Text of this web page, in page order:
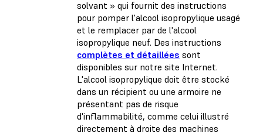
solvant » qui fournit des instructions
pour pomper l'alcool isopropylique usagé
et le remplacer par de l'alcool
isopropylique neuf. Des instructions
complètes et détaillées sont
disponibles sur notre site Internet.
L'alcool isopropylique doit être stocké
dans un récipient ou une armoire ne
présentant pas de risque
d'inflammabilité, comme celui illustré
directement à droite des machines